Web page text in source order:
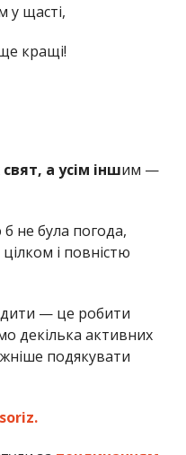
у щасті,
кращі!
а усім іншим —
не була погода,
і повністю
— це робити
декілька активних
подякувати